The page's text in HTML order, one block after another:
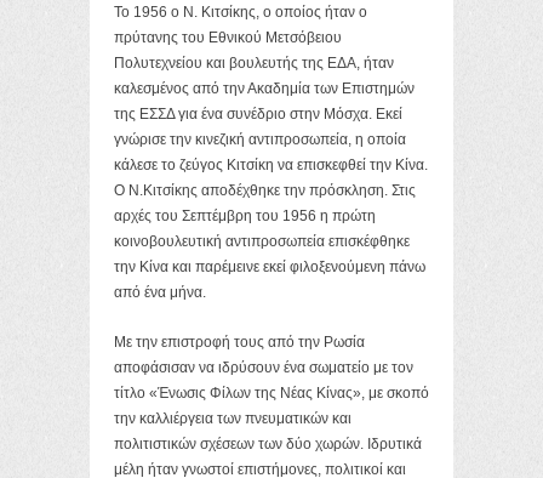
Το 1956 ο Ν. Κιτσίκης, ο οποίος ήταν ο
πρύτανης του Εθνικού Μετσόβειου
Πολυτεχνείου και βουλευτής της ΕΔΑ, ήταν
καλεσμένος από την Ακαδημία των Επιστημών
της ΕΣΣΔ για ένα συνέδριο στην Μόσχα. Εκεί
γνώρισε την κινεζική αντιπροσωπεία, η οποία
κάλεσε το ζεύγος Κιτσίκη να επισκεφθεί την Κίνα.
Ο Ν.Κιτσίκης αποδέχθηκε την πρόσκληση. Στις
αρχές του Σεπτέμβρη του 1956 η πρώτη
κοινοβουλευτική αντιπροσωπεία επισκέφθηκε
την Κίνα και παρέμεινε εκεί φιλοξενούμενη πάνω
από ένα μήνα.
Με την επιστροφή τους από την Ρωσία
αποφάσισαν να ιδρύσουν ένα σωματείο με τον
τίτλο «Ένωσις Φίλων της Νέας Κίνας», με σκοπό
την καλλιέργεια των πνευματικών και
πολιτιστικών σχέσεων των δύο χωρών. Ιδρυτικά
μέλη ήταν γνωστοί επιστήμονες, πολιτικοί και